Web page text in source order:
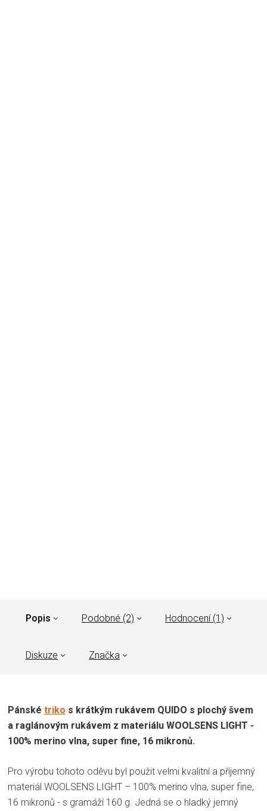
Popis Podobné (2) Hodnocení (1)
Diskuze Značka
Pánské triko s krátkým rukávem QUIDO s plochý švem
a raglánovým rukávem z materiálu WOOLSENS LIGHT -
100% merino vlna, super fine, 16 mikronů.
Pro výrobu tohoto oděvu byl použit velmi kvalitní a příjemný
materiál WOOLSENS LIGHT – 100% merino vlna, super fine,
16 mikronů - s gramáží 160 g. Jedná se o hladký jemný